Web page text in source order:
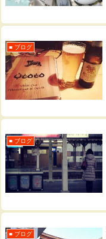
■ ブログ
■ ブログ
■ ブログ